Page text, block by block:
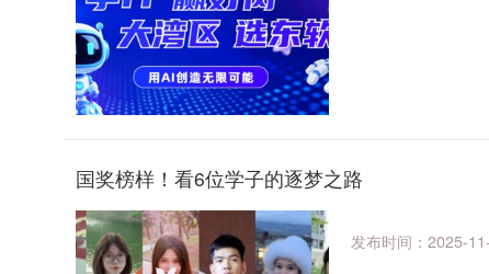
国奖榜样！看6位学子的逐梦之路
发布时间：2025-